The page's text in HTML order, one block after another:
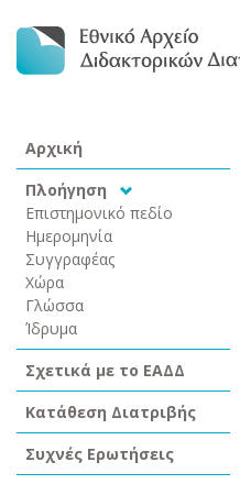
Αρχική
Πλοήγηση
Επιστημονικό πεδίο
Ημερομηνία
Συγγραφέας
Χώρα
Γλώσσα
Ίδρυμα
Σχετικά με το ΕΑΔΔ
Κατάθεση Διατριβής
Συχνές Ερωτήσεις